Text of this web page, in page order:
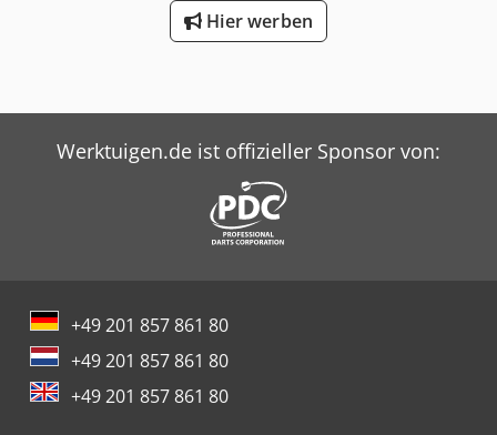
Hier werben
Werktuigen.de ist offizieller Sponsor von:
+49 201 857 861 80
+49 201 857 861 80
+49 201 857 861 80